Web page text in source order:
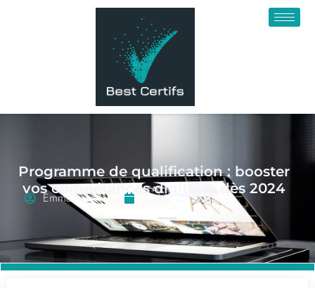
Programme de qualification : booster
vos compétences digitales dès 2024
Emma Xavier 9 août 2025